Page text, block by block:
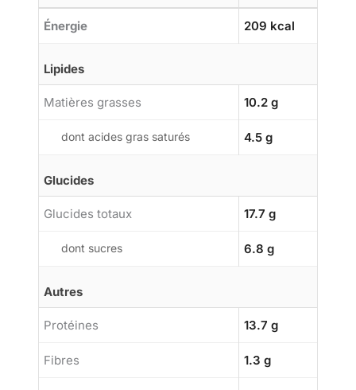
Énergie 209 kcal
Lipides
Matières grasses 10.2 g
dont acides gras saturés 4.5 g
Glucides
Glucides totaux 17.7 g
dont sucres 6.8 g
Autres
Protéines 13.7 g
Fibres 1.3 g